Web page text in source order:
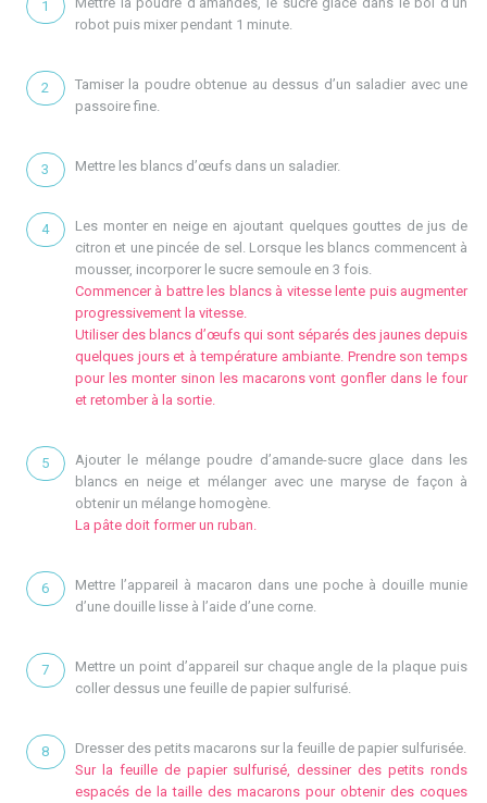
robot puis mixer pendant 1 minute.
Tamiser la poudre obtenue au dessus d’un saladier avec une
passoire fine.
Mettre les blancs d’œufs dans un saladier.
Les monter en neige en ajoutant quelques gouttes de jus de
citron et une pincée de sel. Lorsque les blancs commencent à
mousser, incorporer le sucre semoule en 3 fois.
Commencer à battre les blancs à vitesse lente puis augmenter
progressivement la vitesse.
Utiliser des blancs d’œufs qui sont séparés des jaunes depuis
quelques jours et à température ambiante. Prendre son temps
pour les monter sinon les macarons vont gonfler dans le four
et retomber à la sortie.
Ajouter le mélange poudre d’amande-sucre glace dans les
blancs en neige et mélanger avec une maryse de façon à
obtenir un mélange homogène.
La pâte doit former un ruban.
Mettre l’appareil à macaron dans une poche à douille munie
d’une douille lisse à l’aide d’une corne.
Mettre un point d’appareil sur chaque angle de la plaque puis
coller dessus une feuille de papier sulfurisé.
Dresser des petits macarons sur la feuille de papier sulfurisée.
Sur la feuille de papier sulfurisé, dessiner des petits ronds
espacés de la taille des macarons pour obtenir des coques